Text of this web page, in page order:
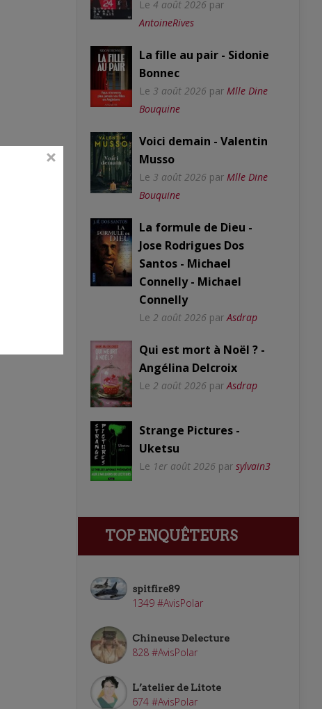
Le 4 août 2026 par
AntoineRives
La fille au pair - Sidonie
Bonnec
Le 3 août 2026 par Mlle Dine
Bouquine
Voici demain - Valentin
Musso
Le 3 août 2026 par Mlle Dine
Bouquine
La formule de Dieu -
Jose Rodrigues Dos
Santos - Michael
Connelly - Michael
Connelly
Le 2 août 2026 par Asdrap
Qui est mort à Noël ? -
Angélina Delcroix
Le 2 août 2026 par Asdrap
Strange Pictures -
Uketsu
Le 1er août 2026 par sylvain3
TOP ENQUÊTEURS
spitfire89
1349 #AvisPolar
Chineuse Delecture
828 #AvisPolar
L’atelier de Litote
674 #AvisPolar